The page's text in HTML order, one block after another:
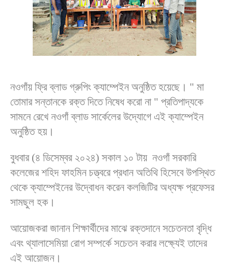
নওগাঁয় ফ্রি ব্লাড গ্রুপিং ক্যাম্পেইন অনুষ্ঠিত হয়েছে। " মা
তোমার সন্তানকে রক্ত দিতে নিষেধ করো না " প্রতিপাদ্যকে
সামনে রেখে নওগাঁ ব্লাড সার্কেলের উদ্যোগে এই ক্যাম্পেইন
অনুষ্ঠিত হয়।
বুধবার (৪ ডিসেম্বর ২০২৪) সকাল ১০ টায় নওগাঁ সরকারি
কলেজের শহিদ ফাহমিন চত্ত্বরে প্রধান অতিথি হিসেবে উপস্থিত
থেকে ক্যাম্পেইনের উদ্বোধন করেন কলজিটির অধ্যক্ষ প্রফেসর
সামছুল হক।
আয়োজকরা জানান শিক্ষার্থীদের মাঝে রক্তদানে সচেতনতা বৃদ্ধি
এবং থ্যালাসেমিয়া রোগ সম্পর্কে সচেতন করার লক্ষ্যেই তাদের
এই আয়োজন।